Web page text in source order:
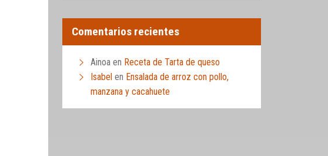
Comentarios recientes
Ainoa en Receta de Tarta de queso
Isabel en Ensalada de arroz con pollo,
manzana y cacahuete